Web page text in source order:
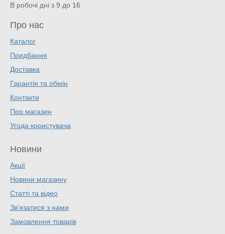
В робочі дні з 9 до 16
Про нас
Каталог
Придбання
Доставка
Гарантія та обмін
Контакти
Про магазин
Угода користувача
Новини
Акції
Новини магазину
Статті та відео
Зв'язатися з нами
Замовлення товарів